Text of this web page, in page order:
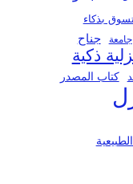
بذكاء
جامعة جناح
ذكية
كتاب المصدر